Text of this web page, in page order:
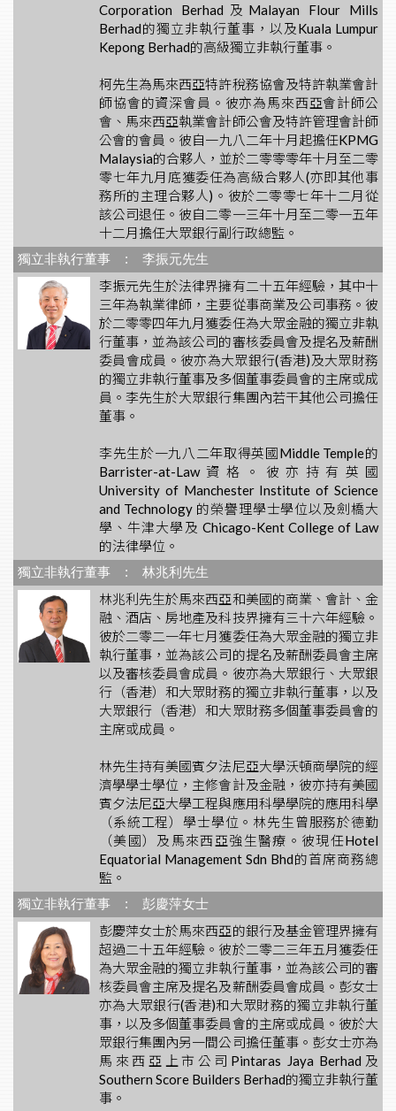
Corporation Berhad及Malayan Flour Mills
Berhad的獨立非執行董事，以及Kuala Lumpur
Kepong Berhad的高級獨立非執行董事。
柯先生為馬來西亞特許稅務協會及特許執業會計
師協會的資深會員。彼亦為馬來西亞會計師公
會、馬來西亞執業會計師公會及特許管理會計師
公會的會員。彼自一九八二年十月起擔任KPMG
Malaysia的合夥人，並於二零零零年十月至二零
零七年九月底獲委任為高級合夥人(亦即其他事
務所的主理合夥人)。彼於二零零七年十二月從
該公司退任。彼自二零一三年十月至二零一五年
十二月擔任大眾銀行副行政總監。
獨立非執行董事 : 李振元先生
李振元先生於法律界擁有二十五年經驗，其中十
三年為執業律師，主要從事商業及公司事務。彼
於二零零四年九月獲委任為大眾金融的獨立非執
行董事，並為該公司的審核委員會及提名及薪酬
委員會成員。彼亦為大眾銀行(香港)及大眾財務
的獨立非執行董事及多個董事委員會的主席或成
員。李先生於大眾銀行集團內若干其他公司擔任
董事。
李先生於一九八二年取得英國Middle Temple的
Barrister-at-Law資格。彼亦持有英國
University of Manchester Institute of Science
and Technology 的榮譽理學士學位以及劍橋大
學、牛津大學及 Chicago-Kent College of Law
的法律學位。
獨立非執行董事 : 林兆利先生
林兆利先生於馬來西亞和美國的商業、會計、金
融、酒店、房地產及科技界擁有三十六年經驗。
彼於二零二一年七月獲委任為大眾金融的獨立非
執行董事，並為該公司的提名及薪酬委員會主席
以及審核委員會成員。彼亦為大眾銀行、大眾銀
行（香港）和大眾財務的獨立非執行董事，以及
大眾銀行（香港）和大眾財務多個董事委員會的
主席或成員。
林先生持有美國賓夕法尼亞大學沃頓商學院的經
濟學學士學位，主修會計及金融，彼亦持有美國
賓夕法尼亞大學工程與應用科學學院的應用科學
（系統工程）學士學位。林先生曾服務於德勤
（美國）及馬來西亞強生醫療。彼現任Hotel
Equatorial Management Sdn Bhd的首席商務總
監。
獨立非執行董事 : 彭慶萍女士
彭慶萍女士於馬來西亞的銀行及基金管理界擁有
超過二十五年經驗。彼於二零二三年五月獲委任
為大眾金融的獨立非執行董事，並為該公司的審
核委員會主席及提名及薪酬委員會成員。彭女士
亦為大眾銀行(香港)和大眾財務的獨立非執行董
事，以及多個董事委員會的主席或成員。彼於大
眾銀行集團內另一間公司擔任董事。彭女士亦為
馬來西亞上市公司Pintaras Jaya Berhad及
Southern Score Builders Berhad的獨立非執行董
事。